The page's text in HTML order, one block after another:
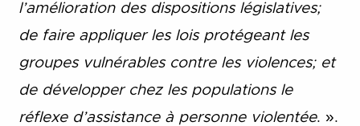
l’amélioration des dispositions législatives;
de faire appliquer les lois protégeant les
groupes vulnérables contre les violences; et
de développer chez les populations le
réflexe d’assistance à personne violentée. ».